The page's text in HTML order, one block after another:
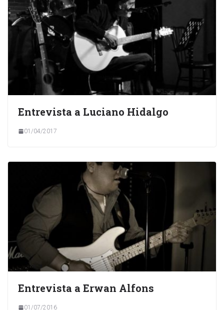
Entrevista a Luciano Hidalgo
01/04/2017
Entrevista a Erwan Alfons
01/07/2016